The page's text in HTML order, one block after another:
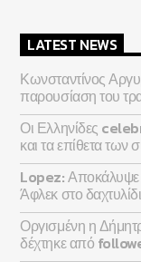
LATEST NEWS
Κωνσταντίνος
παρουσίαση του
Οι Ελληνίδες
και τα επίθετα των
Lopez: Αποκάλυψε
Άφλεκ στο
Οργισμένη η
δέχτηκε από